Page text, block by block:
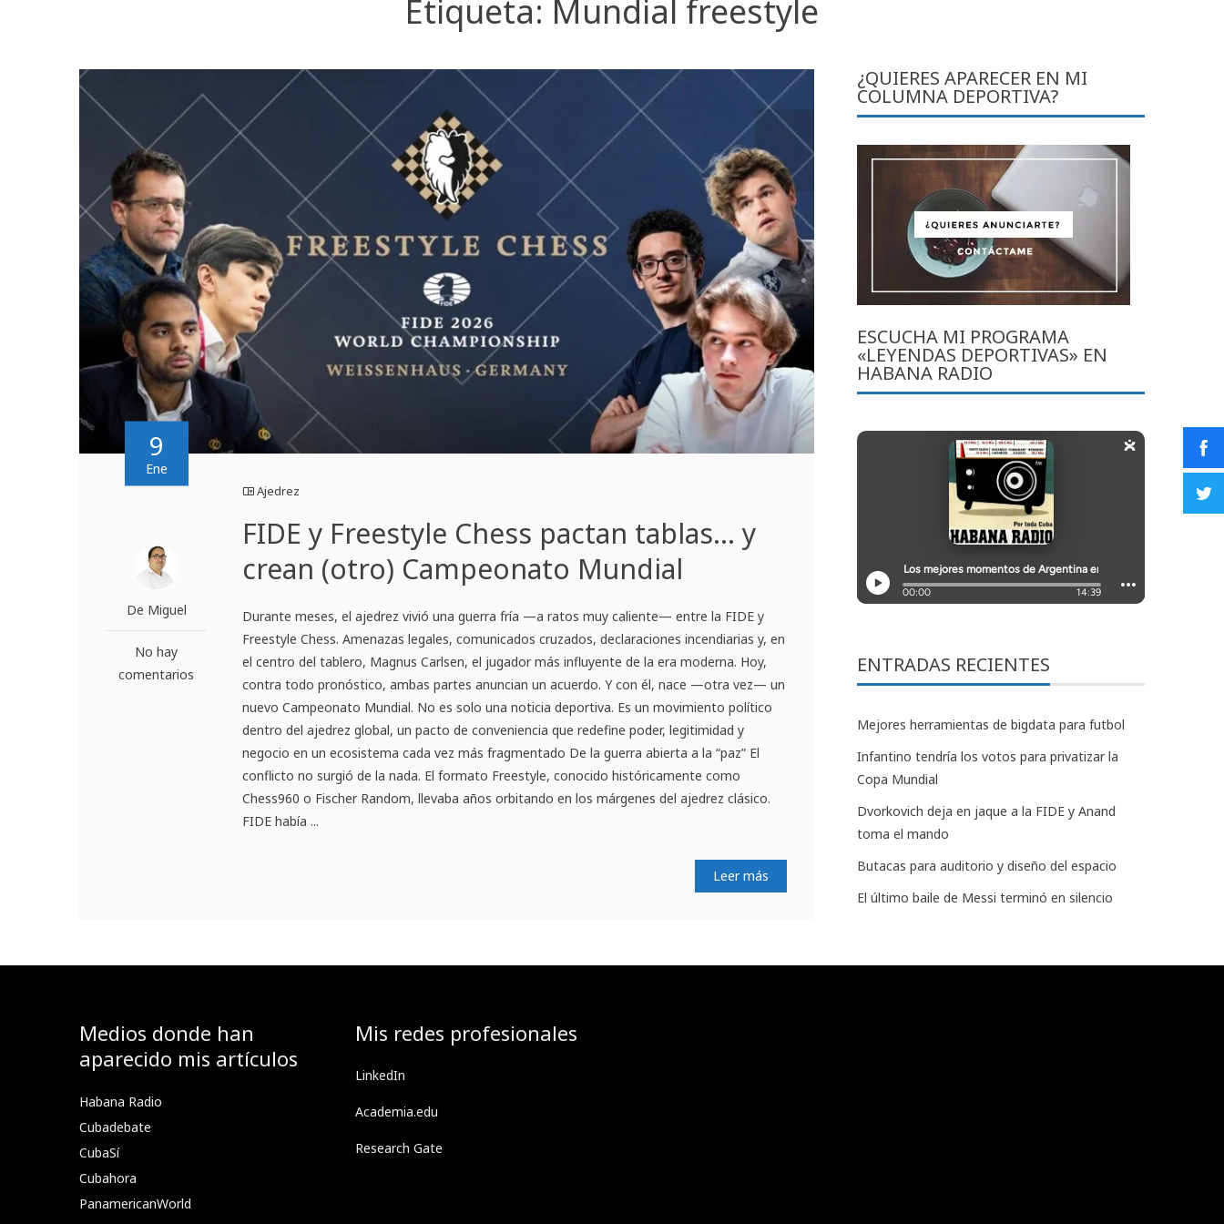
Etiqueta: Mundial freestyle
9
Ene
De Miguel
No hay
comentarios
Ajedrez
FIDE y Freestyle Chess pactan tablas… y
crean (otro) Campeonato Mundial
Durante meses, el ajedrez vivió una guerra fría —a ratos muy caliente— entre la FIDE y
Freestyle Chess. Amenazas legales, comunicados cruzados, declaraciones incendiarias y, en
el centro del tablero, Magnus Carlsen, el jugador más influyente de la era moderna. Hoy,
contra todo pronóstico, ambas partes anuncian un acuerdo. Y con él, nace —otra vez— un
nuevo Campeonato Mundial. No es solo una noticia deportiva. Es un movimiento político
dentro del ajedrez global, un pacto de conveniencia que redefine poder, legitimidad y
negocio en un ecosistema cada vez más fragmentado De la guerra abierta a la “paz” El
conflicto no surgió de la nada. El formato Freestyle, conocido históricamente como
Chess960 o Fischer Random, llevaba años orbitando en los márgenes del ajedrez clásico.
FIDE había ...
Leer más
¿QUIERES APARECER EN MI
COLUMNA DEPORTIVA?
ESCUCHA MI PROGRAMA
«LEYENDAS DEPORTIVAS» EN
HABANA RADIO
ENTRADAS RECIENTES
Mejores herramientas de bigdata para futbol
Infantino tendría los votos para privatizar la
Copa Mundial
Dvorkovich deja en jaque a la FIDE y Anand
toma el mando
Butacas para auditorio y diseño del espacio
El último baile de Messi terminó en silencio
Medios donde han
aparecido mis artículos
Habana Radio
Cubadebate
CubaSí
Cubahora
PanamericanWorld
Mis redes profesionales
LinkedIn
Academia.edu
Research Gate